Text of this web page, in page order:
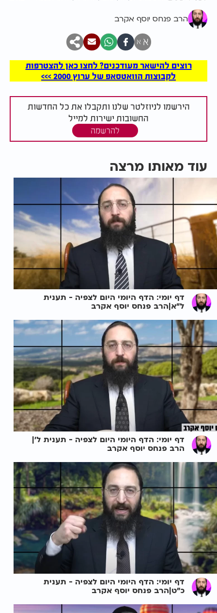
הרב פנחס יוסף אקרב
א א
רוצים להישאר מעודכנים? לחצו כאן להצטרפות
לקבוצות הוואטסאפ של ערוץ 2000 >>>
הירשמו לניוזלטר שלנו ותקבלו את כל החדשות
החשובות ישירות למייל
להרשמה
עוד מאותו מרצה
דף יומי: הדף היומי היום לצפיה - תענית
ל"א|הרב פנחס יוסף אקרב
דף יומי: הדף היומי היום לצפיה - תענית ל'|
הרב פנחס יוסף אקרב
דף יומי: הדף היומי היום לצפיה - תענית
כ"ט|הרב פנחס יוסף אקרב